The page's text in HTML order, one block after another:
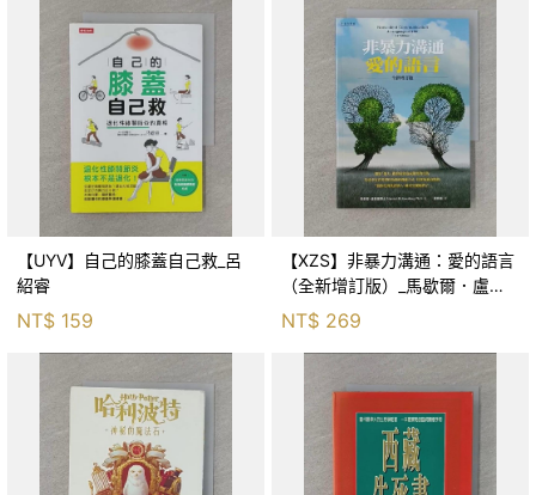
【UYV】自己的膝蓋自己救_呂
紹睿
NT$ 159
【XZS】非暴力溝通：愛的語言
（全新增訂版）_馬歇爾．盧森
堡, 蕭寶森
NT$ 269